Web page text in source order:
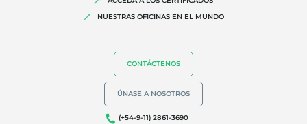
Alegaciones medioambientales
NUESTRAS OFICINAS EN EL MUNDO
CONTÁCTENOS
ÚNASE A NOSOTROS
(+54-9-11) 2861-3690